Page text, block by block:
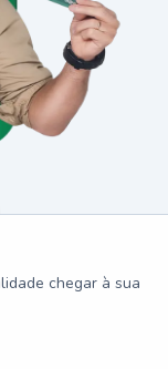
chegar à sua